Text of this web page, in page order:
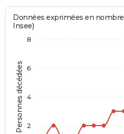
Personnes décédées
Données exprimées en nombre
Insee)
2
4
6
8